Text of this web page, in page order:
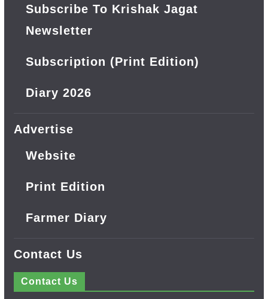
Subscribe To Krishak Jagat
Newsletter
Subscription (Print Edition)
Diary 2026
Advertise
Website
Print Edition
Farmer Diary
Contact Us
Contact Us